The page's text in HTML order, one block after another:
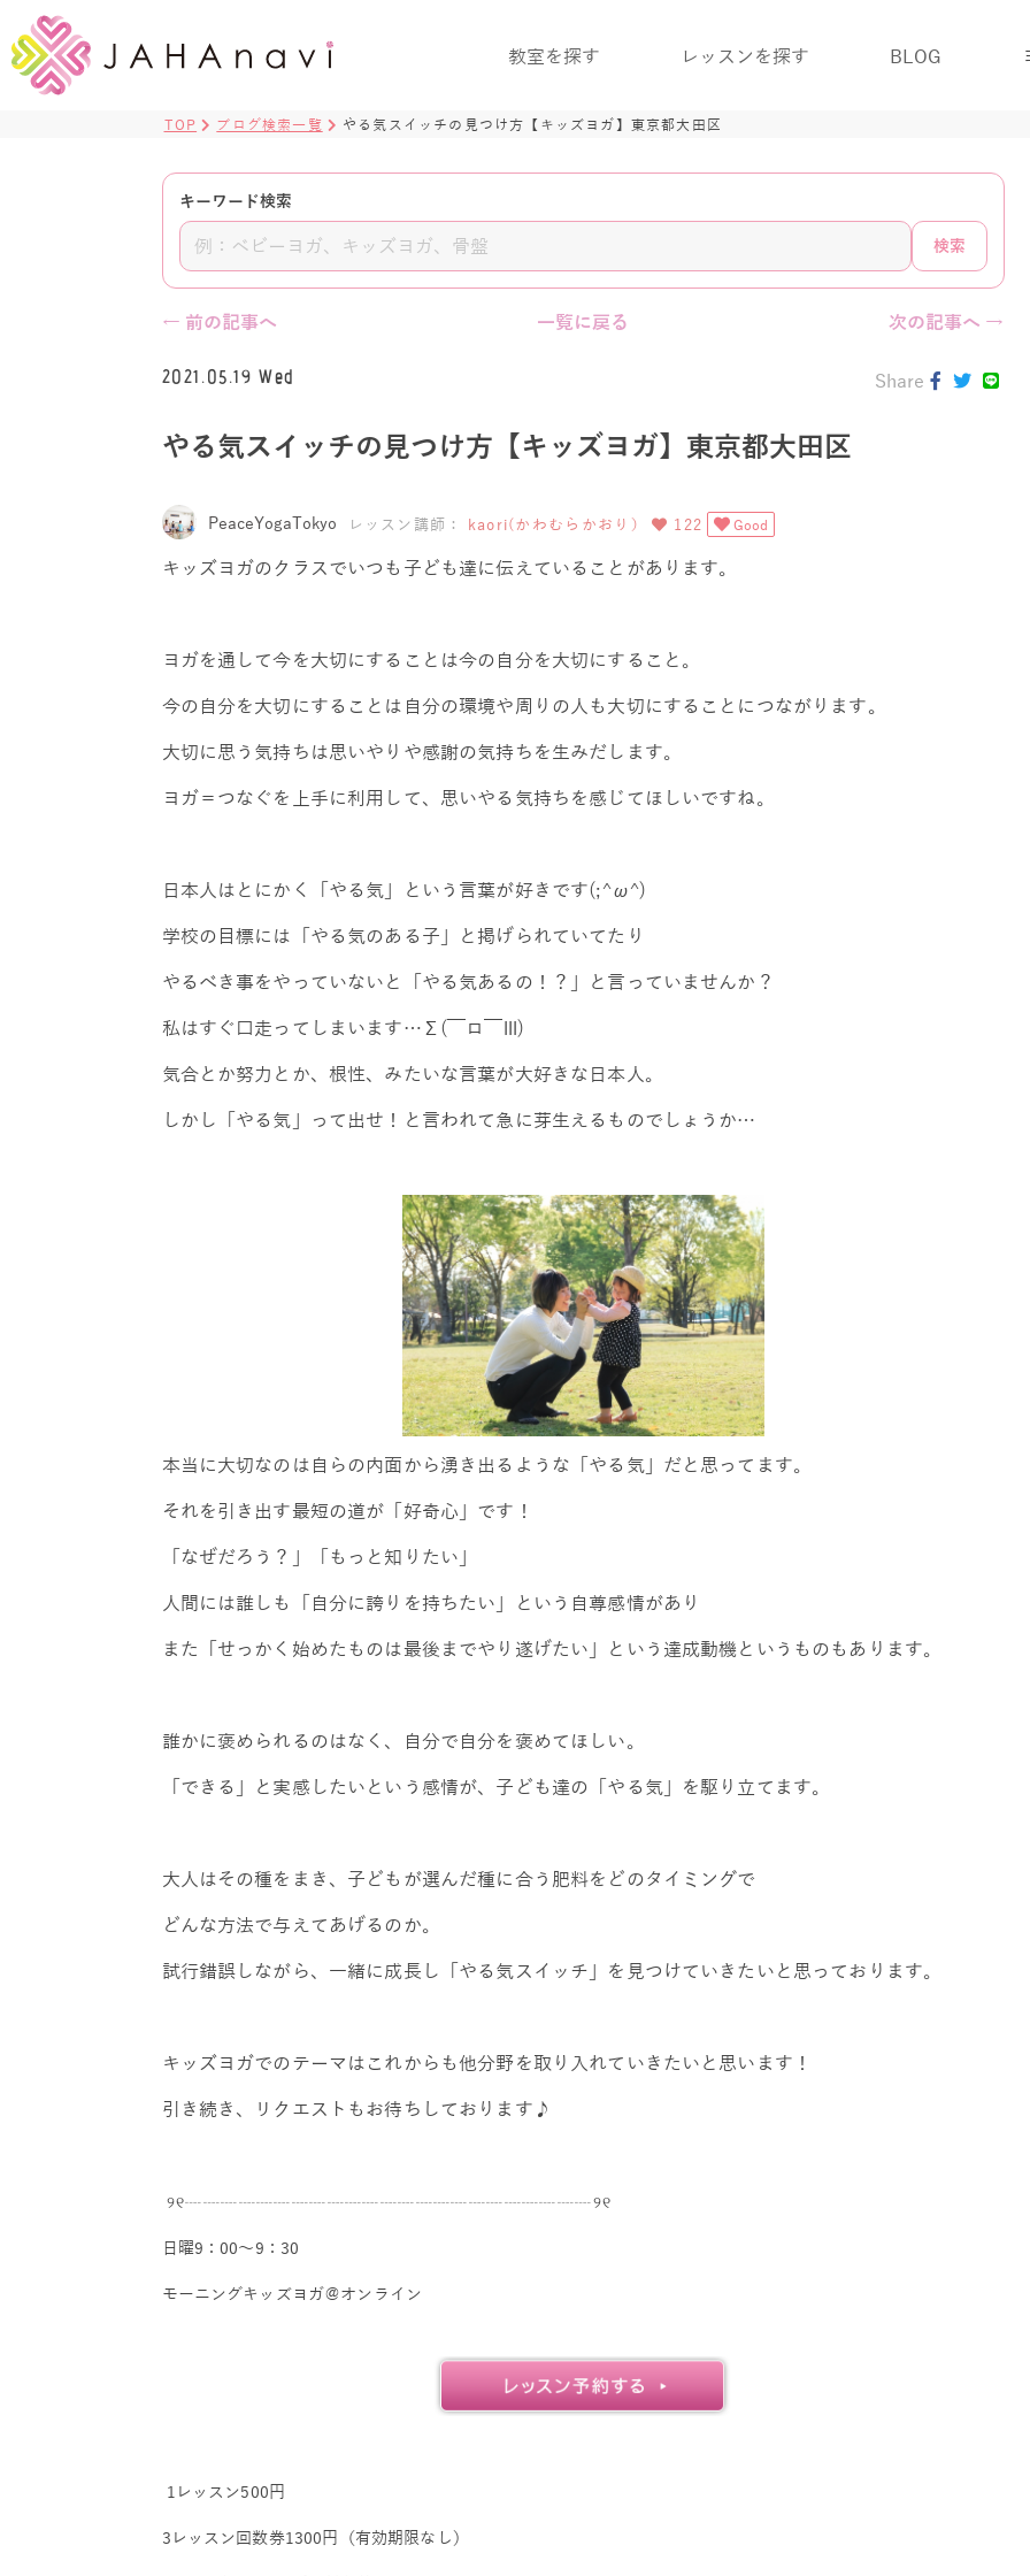
教室を探す レッスンを探す BLOG
TOP ブログ検索一覧 やる気スイッチの見つけ方【キッズヨガ】東京都大田区
キーワード検索
検索
← 前の記事へ 一覧に戻る 次の記事へ →
2021.05.19 Wed
やる気スイッチの見つけ方【キッズヨガ】東京都大田区
PeaceYogaTokyo レッスン講師： kaori(かわむらかおり） 122 Good
Share
キッズヨガのクラスでいつも子ども達に伝えていることがあります。
ヨガを通して今を大切にすることは今の自分を大切にすること。
今の自分を大切にすることは自分の環境や周りの人も大切にすることにつながります。
大切に思う気持ちは思いやりや感謝の気持ちを生みだします。
ヨガ＝つなぐを上手に利用して、思いやる気持ちを感じてほしいですね。
日本人はとにかく「やる気」という言葉が好きです(;^ω^)
学校の目標には「やる気のある子」と掲げられていてたり
やるべき事をやっていないと「やる気あるの！？」と言っていませんか？
私はすぐ口走ってしまいます…Σ(￣ロ￣lll)
気合とか努力とか、根性、みたいな言葉が大好きな日本人。
しかし「やる気」って出せ！と言われて急に芽生えるものでしょうか…
本当に大切なのは自らの内面から湧き出るような「やる気」だと思ってます。
それを引き出す最短の道が「好奇心」です！
「なぜだろう？」「もっと知りたい」
人間には誰しも「自分に誇りを持ちたい」という自尊感情があり
また「せっかく始めたものは最後までやり遂げたい」という達成動機というものもあります。
誰かに褒められるのはなく、自分で自分を褒めてほしい。
「できる」と実感したいという感情が、子ども達の「やる気」を駆り立てます。
大人はその種をまき、子どもが選んだ種に合う肥料をどのタイミングで
どんな方法で与えてあげるのか。
試行錯誤しながら、一緒に成長し「やる気スイッチ」を見つけていきたいと思っております。
キッズヨガでのテーマはこれからも他分野を取り入れていきたいと思います！
引き続き、リクエストもお待ちしております♪
୨୧┈┈┈┈┈┈┈┈┈┈┈┈┈┈┈┈┈┈┈┈┈┈┈୨୧
日曜9：00～9：30
モーニングキッズヨガ＠オンライン
1レッスン500円
3レッスン回数券1300円（有効期限なし）